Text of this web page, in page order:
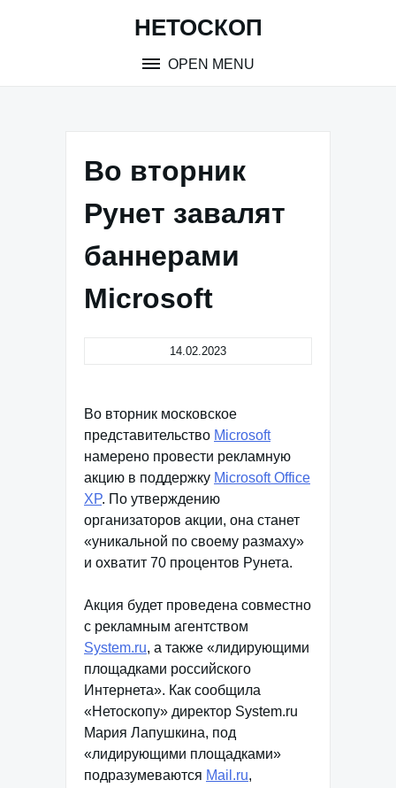
НЕТОСКОП
OPEN MENU
Во вторник
Рунет завалят
баннерами
Microsoft
14.02.2023
Во вторник московское
представительство Microsoft
намерено провести рекламную
акцию в поддержку Microsoft Office
XP. По утверждению
организаторов акции, она станет
«уникальной по своему размаху»
и охватит 70 процентов Рунета.
Акция будет проведена совместно
с рекламным агентством
System.ru, а также «лидирующими
площадками российского
Интернета». Как сообщила
«Нетоскопу» директор System.ru
Мария Лапушкина, под
«лидирующими площадками»
подразумеваются Mail.ru,